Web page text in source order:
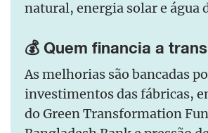
natural, energia solar e água
💰 Quem financia a
As melhorias são bancadas
investimentos das fábricas,
do Green Transformation